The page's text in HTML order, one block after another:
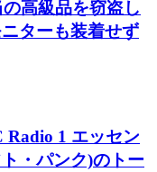
高級品を窃盗し
ターも装着せず
Radio 1 エッセン
・パンク)のトー